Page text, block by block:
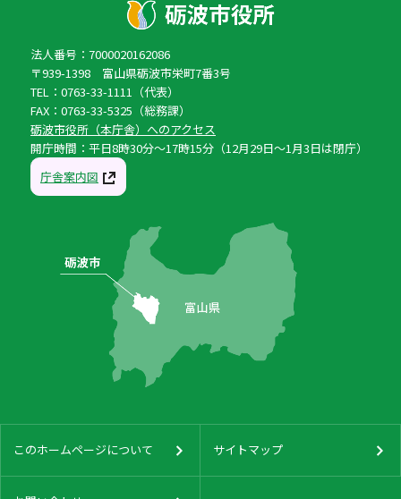
法人番号：7000020162086
〒939-1398 富山県砺波市栄町7番3号
TEL：0763-33-1111（代表）
FAX：0763-33-5325（総務課）
砺波市役所（本庁舎）へのアクセス
開庁時間：平日8時30分〜17時15分（12月29日〜1月3日は閉庁）
庁舎案内図
このホームページについて サイトマップ